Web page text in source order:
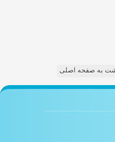
به صفحه اصلی